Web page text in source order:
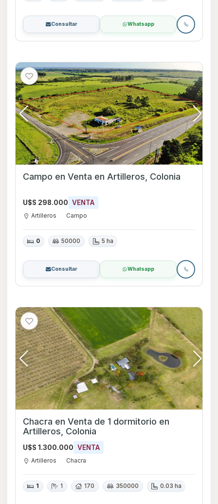
Consultar Whatsapp
Campo en Venta en Artilleros, Colonia
U$S 298.000 VENTA
Artilleros Campo
0 50000 5 ha
Consultar Whatsapp
Chacra en Venta de 1 dormitorio en
Artilleros, Colonia
U$S 1.300.000 VENTA
Artilleros Chacra
1 1 170 350000 0.03 ha